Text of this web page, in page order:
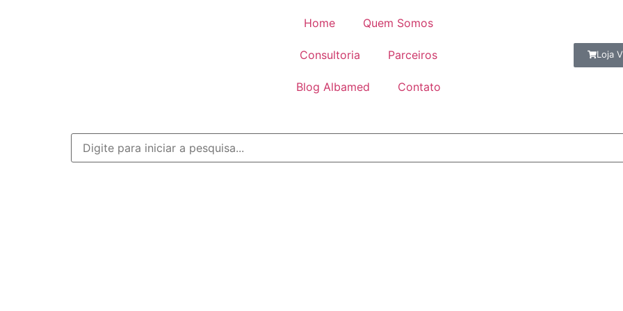
Home Quem Somos
Consultoria Parceiros
Blog Albamed Contato
Loja